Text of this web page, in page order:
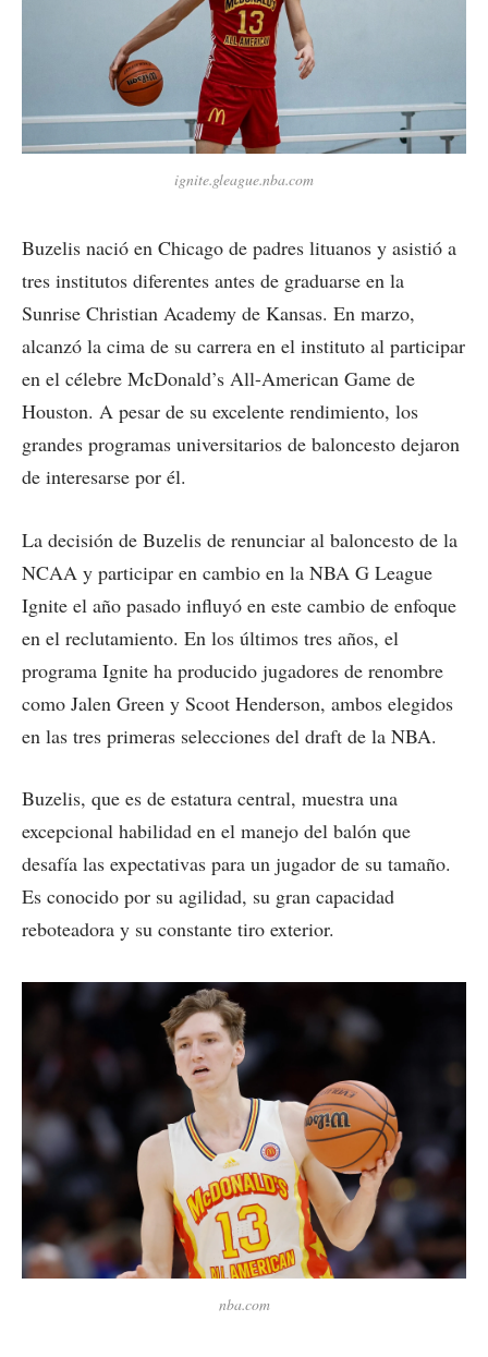
ignite.gleague.nba.com
Buzelis nació en Chicago de padres lituanos y asistió a
tres institutos diferentes antes de graduarse en la
Sunrise Christian Academy de Kansas. En marzo,
alcanzó la cima de su carrera en el instituto al participar
en el célebre McDonald’s All-American Game de
Houston. A pesar de su excelente rendimiento, los
grandes programas universitarios de baloncesto dejaron
de interesarse por él.
La decisión de Buzelis de renunciar al baloncesto de la
NCAA y participar en cambio en la NBA G League
Ignite el año pasado influyó en este cambio de enfoque
en el reclutamiento. En los últimos tres años, el
programa Ignite ha producido jugadores de renombre
como Jalen Green y Scoot Henderson, ambos elegidos
en las tres primeras selecciones del draft de la NBA.
Buzelis, que es de estatura central, muestra una
excepcional habilidad en el manejo del balón que
desafía las expectativas para un jugador de su tamaño.
Es conocido por su agilidad, su gran capacidad
reboteadora y su constante tiro exterior.
nba.com